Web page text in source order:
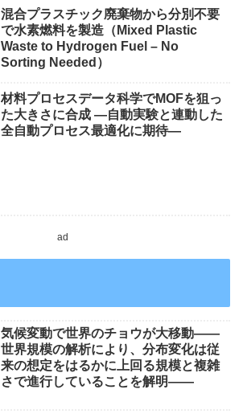
混合プラスチック廃棄物から分別不要
で水素燃料を製造（Mixed Plastic
Waste to Hydrogen Fuel – No
Sorting Needed）
材料プロセスデータ科学でMOFを狙っ
た大きさに合成 ―自動実験と連動した
全自動プロセス最適化に期待―
ad
気候変動で世界のチョウが大移動――
世界規模の解析により、分布変化は従
来の想定をはるかに上回る規模と複雑
さで進行していることを解明――